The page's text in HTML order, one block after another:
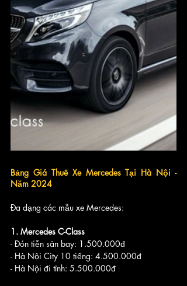
Bảng Giá Thuê Xe Mercedes Tại Hà Nội -
Năm 2024
Đa dạng các mẫu xe Mercedes:
1. Mercedes C-Class
- Đón tiễn sân bay: 1.500.000đ
- Hà Nội City 10 tiếng: 4.500.000đ
- Hà Nội đi tỉnh: 5.500.000đ